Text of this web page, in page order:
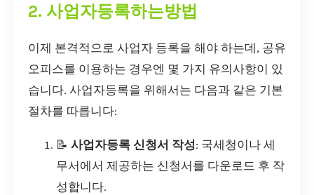
2. 사업자등록하는방법
이제 본격적으로 사업자 등록을 해야 하는데, 공유
오피스를 이용하는 경우엔 몇 가지 유의사항이 있
습니다. 사업자등록을 위해서는 다음과 같은 기본
절차를 따릅니다:
📝 사업자등록 신청서 작성: 국세청이나 세
무서에서 제공하는 신청서를 다운로드 후 작
성합니다.